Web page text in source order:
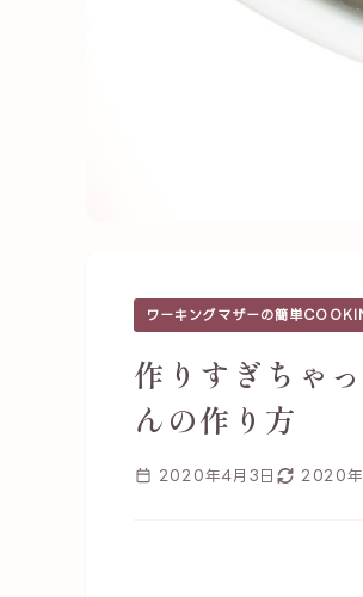
ワーキングマザーの簡単
作りすぎちゃ
んの作り方
2020年4月3日 2020年